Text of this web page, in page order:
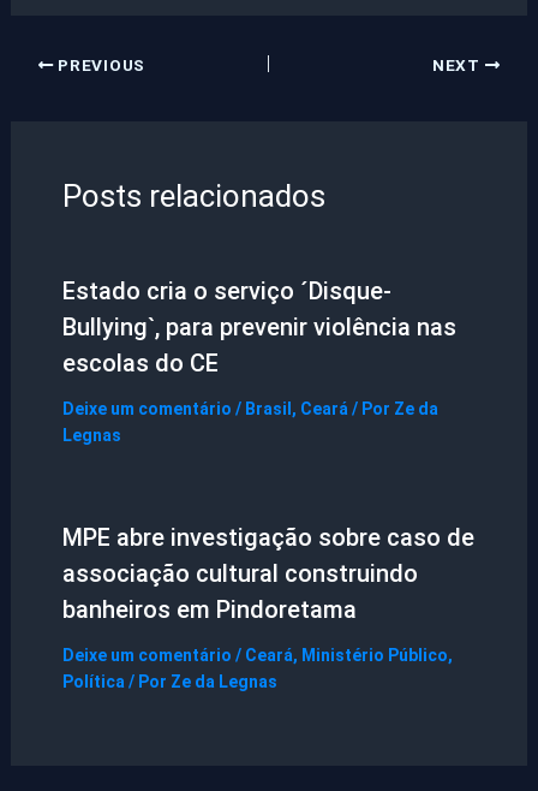
PREVIOUS NEXT
Posts relacionados
Estado cria o serviço ´Disque-
Bullying`, para prevenir violência nas
escolas do CE
Deixe um comentário / Brasil , Ceará / Por Ze da
Legnas
MPE abre investigação sobre caso de
associação cultural construindo
banheiros em Pindoretama
Deixe um comentário / Ceará, Ministério Público,
Política / Por Ze da Legnas